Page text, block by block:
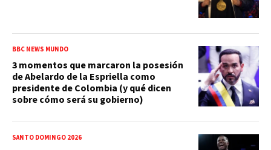
BBC NEWS MUNDO
3 momentos que marcaron la posesión
de Abelardo de la Espriella como
presidente de Colombia (y qué dicen
sobre cómo será su gobierno)
SANTO DOMINGO 2026